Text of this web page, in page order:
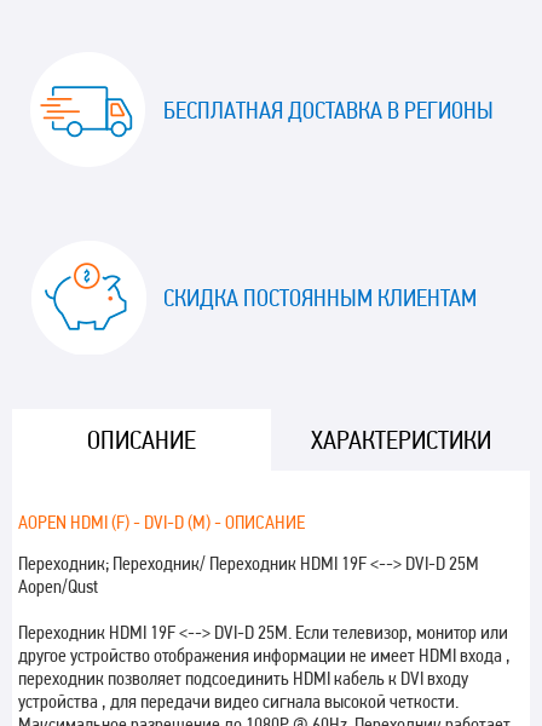
БЕСПЛАТНАЯ ДОСТАВКА В РЕГИОНЫ
СКИДКА ПОСТОЯННЫМ КЛИЕНТАМ
ОПИСАНИЕ ХАРАКТЕРИСТИКИ
AOPEN HDMI (F) - DVI-D (M) - ОПИСАНИЕ
Переходник; Переходник/ Переходник HDMI 19F <--> DVI-D 25M
Aopen/Qust
Переходник HDMI 19F <--> DVI-D 25M. Если телевизор, монитор или
другое устройство отображения информации не имеет HDMI входа ,
переходник позволяет подсоединить HDMI кабель к DVI входу
устройства , для передачи видео сигнала высокой четкости.